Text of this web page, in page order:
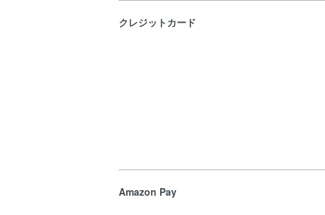
クレジットカード
Amazon Pay